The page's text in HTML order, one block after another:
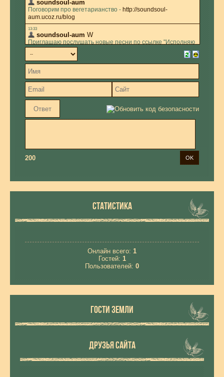
200
СТАТИСТИКА
Онлайн всего: 1
Гостей: 1
Пользователей: 0
ГОСТИ ЗЕМЛИ
ДРУЗЬЯ САЙТА